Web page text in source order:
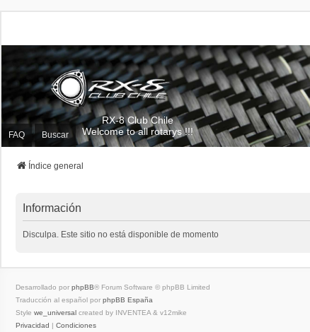
RX-8 Club Chile
Welcome to all rotarys !!!
FAQ Buscar
Índice general
Información
Disculpa. Este sitio no está disponible de momento
Desarrollado por phpBB® Forum Software © phpBB Limited
Traducción al español por phpBB España
Style we_universal created by INVENTEA & v12mike
Privacidad | Condiciones